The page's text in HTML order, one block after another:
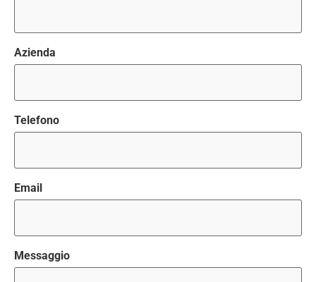
Azienda
Telefono
Email
Messaggio